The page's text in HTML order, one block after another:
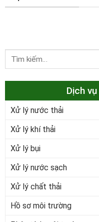
Dịch
Xử lý nước thải
Xử lý khí thải
Xử lý bụi
Xử lý nước sạch
Xử lý chất thải
Hồ sơ môi trường